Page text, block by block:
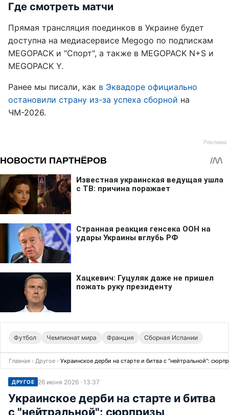
Где смотреть матчи
Прямая трансляция поединков в Украине будет
доступна на медиасервисе Megogo по подпискам
MEGOPACK и "Спорт", а также в MEGOPACK N+S и
MEGOPACK Y.
Ранее мы писали, как в Эквадоре официально
остановили страну из-за успеха сборной на
ЧМ-2026.
Футбол Чемпионат мира Франция Сборная Испании
Главная › Другое › Украинское дерби на старте и битва с "нейтральной":
ДРУГОЕ 26 июня 2026 · 13:37
Украинское дерби на старте и битва
с "нейтральной": сюрпризы